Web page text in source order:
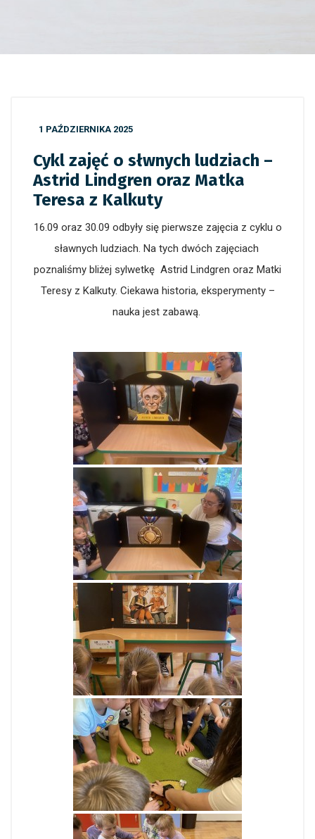
1 PAŹDZIERNIKA 2025
Cykl zajęć o słwnych ludziach –
Astrid Lindgren oraz Matka
Teresa z Kalkuty
16.09 oraz 30.09 odbyły się pierwsze zajęcia z cyklu o
sławnych ludziach. Na tych dwóch zajęciach
poznaliśmy bliżej sylwetkę Astrid Lindgren oraz Matki
Teresy z Kalkuty. Ciekawa historia, eksperymenty –
nauka jest zabawą.